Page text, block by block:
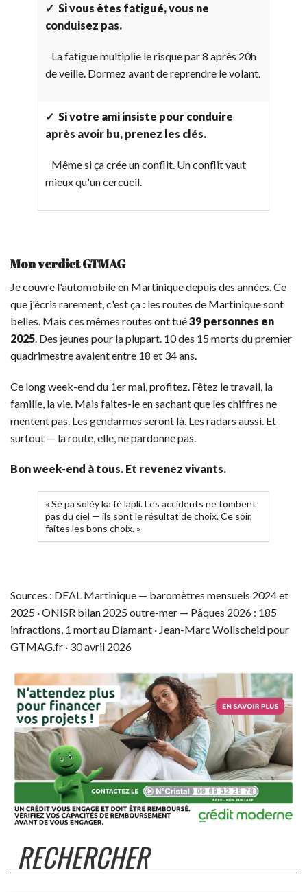
✓ Si vous êtes fatigué, vous ne
conduisez pas.
La fatigue multiplie le risque par 8 après 20h
de veille. Dormez avant de reprendre le volant.
✓ Si votre ami insiste pour conduire
après avoir bu, prenez les clés.
Même si ça crée un conflit. Un conflit vaut
mieux qu'un cercueil.
Mon verdict GTMAG
Je couvre l'automobile en Martinique depuis des années. Ce
que j'écris rarement, c'est ça : les routes de Martinique sont
belles. Mais ces mêmes routes ont tué39 personnes en
2025. Des jeunes pour la plupart. 10 des 15 morts du premier
quadrimestre avaient entre 18 et 34 ans.
Ce long week-end du 1er mai, profitez. Fêtez le travail, la
famille, la vie. Mais faites-le en sachant que les chiffres ne
mentent pas. Les gendarmes seront là. Les radars aussi. Et
surtout — la route, elle, ne pardonne pas.
Bon week-end à tous. Et revenez vivants.
« Sé pa soléy ka fè lapli. Les accidents ne tombent
pas du ciel — ils sont le résultat de choix. Ce soir,
faites les bons choix. »
Sources : DEAL Martinique — baromètres mensuels 2024 et
2025 · ONISR bilan 2025 outre-mer — Pâques 2026 : 185
infractions, 1 mort au Diamant · Jean-Marc Wollscheid pour
GTMAG.fr · 30 avril 2026
RECHERCHER